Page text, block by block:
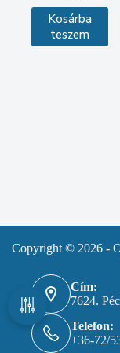
Kosárba
teszem
Copyright © 2026 -
Cím:
7624.
Telefon:
+36-72/